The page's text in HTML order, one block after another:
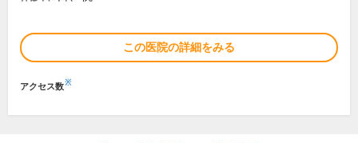
この医院の詳細をみる
アクセス数※